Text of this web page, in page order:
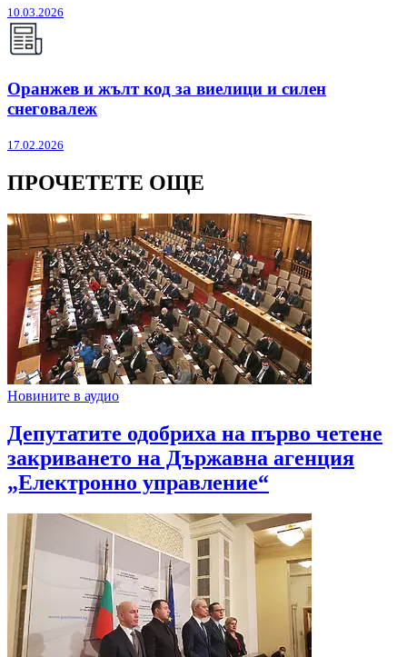
10.03.2026
Оранжев и жълт код за виелици и силен
снеговалеж
17.02.2026
ПРОЧЕТЕТЕ ОЩЕ
Новините в аудио
Депутатите одобриха на първо четене
закриването на Държавна агенция
„Електронно управление“